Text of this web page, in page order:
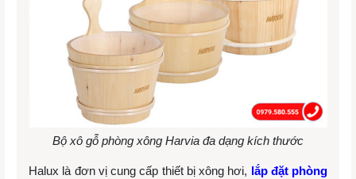
Bộ xô gỗ phòng xông Harvia đa dạng kích thước
Halux là đơn vị cung cấp thiết bị xông hơi, lắp đặt phòng